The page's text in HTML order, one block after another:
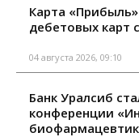
Карта
дебетовых карт
04 августа 2026, 09:10
Банк Уралсиб
конференции